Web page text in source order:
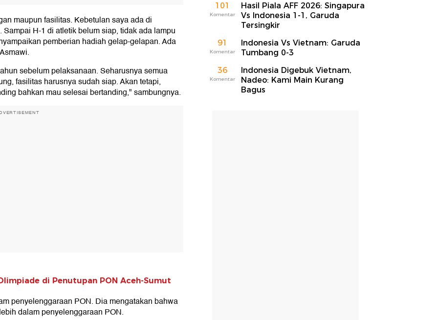
maupun fasilitas. Kebetulan saya ada di
H-1 di atletik belum siap, tidak ada lampu
pemberian hadiah gelap-gelapan. Ada
sebelum pelaksanaan. Seharusnya semua
fasilitas harusnya sudah siap. Akan tetapi,
bahkan mau selesai bertanding," sambungnya.
di Penutupan PON Aceh-Sumut
penyelenggaraan PON. Dia mengatakan bahwa
dalam penyelenggaraan PON.
101
Komentar
Hasil Piala AFF 2026: Singapura
Vs Indonesia 1-1, Garuda
Tersingkir
91
Komentar
Indonesia Vs Vietnam: Garuda
Tumbang 0-3
36
Komentar
Indonesia Digebuk Vietnam,
Nadeo: Kami Main Kurang
Bagus